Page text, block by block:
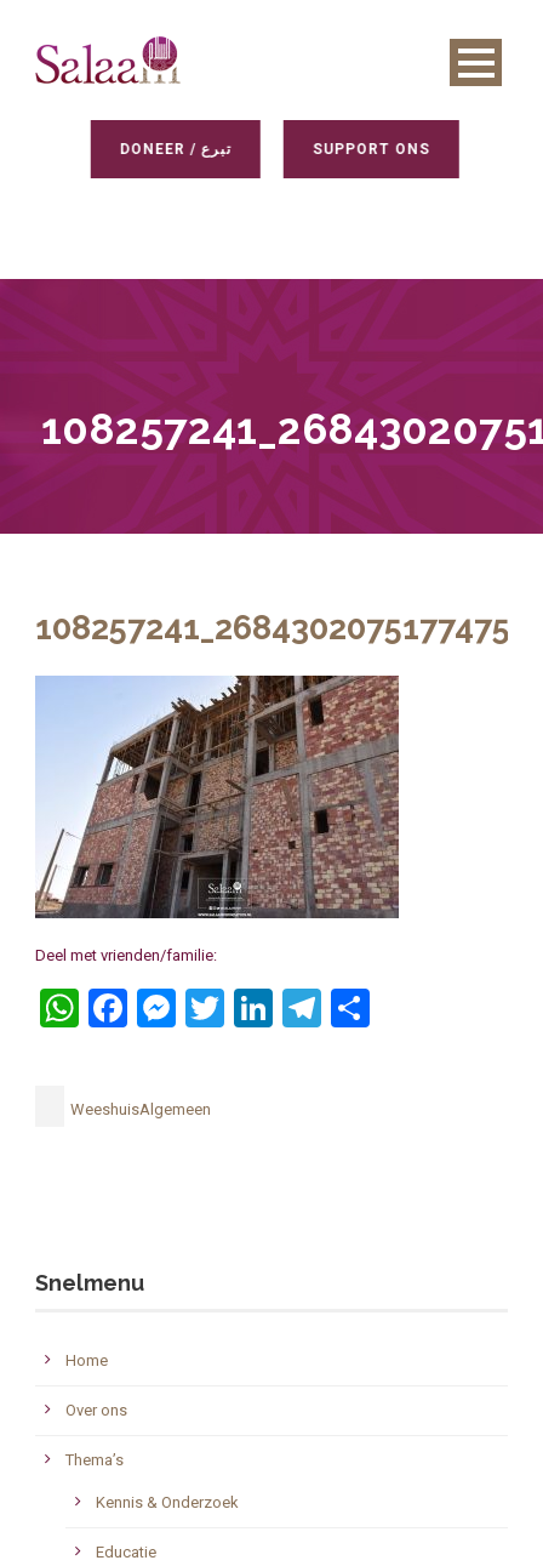
DONEER / تبرع SUPPORT ONS
Deel met vrienden/familie:
WhatsApp
Facebook
Messenger
Twitter
LinkedIn
Telegram
WeeshuisAlgemeen
Snelmenu
Home
Over ons
Thema’s
Kennis & Onderzoek
Educatie